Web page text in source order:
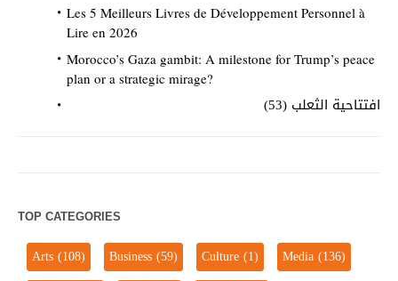
Les 5 Meilleurs Livres de Développement Personnel à
Lire en 2026
Morocco’s Gaza gambit: A milestone for Trump’s peace
plan or a strategic mirage?
افتتاحية الثعلب (53)
TOP CATEGORIES
Arts(108) Business(59) Culture(1) Media(136)